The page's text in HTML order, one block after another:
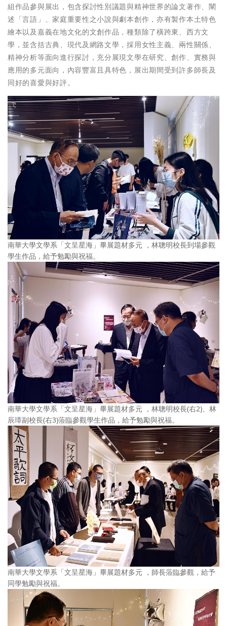
組作品參與展出，包含探討性別議題與精神世界的論文著作、闡
述「言語」、家庭重要性之小說與劇本創作，亦有製作本土特色
繪本以及嘉義在地文化的文創作品，種類除了橫跨東、西方文
學，並含括古典、現代及網路文學，採用女性主義、兩性關係、
精神分析等面向進行探討，充分展現文學在研究、創作、實務與
應用的多元面向，內容豐富且具特色，展出期間受到許多師長及
同好的喜愛與好評。
南華大學文學系「文呈星海」畢展題材多元 ，林聰明校長到場參觀
學生作品，給予勉勵與祝福。
南華大學文學系「文呈星海」畢展題材多元 ，林聰明校長(右2)、林
辰璋副校長(右3)蒞臨參觀學生作品，給予勉勵與祝福。
南華大學文學系「文呈星海」畢展題材多元 ，師長蒞臨參觀，給予
同學勉勵與祝福。